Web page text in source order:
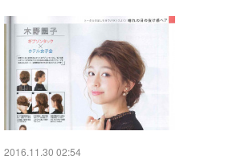
2016.11.30 02:54